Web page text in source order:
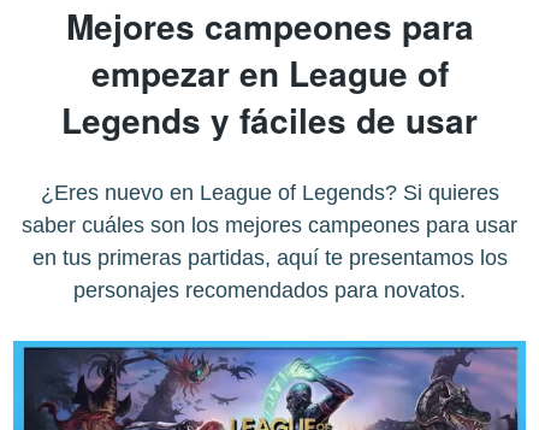
Mejores campeones para
empezar en League of
Legends y fáciles de usar
¿Eres nuevo en League of Legends? Si quieres
saber cuáles son los mejores campeones para usar
en tus primeras partidas, aquí te presentamos los
personajes recomendados para novatos.